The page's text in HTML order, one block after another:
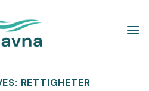
RETTIGHETER